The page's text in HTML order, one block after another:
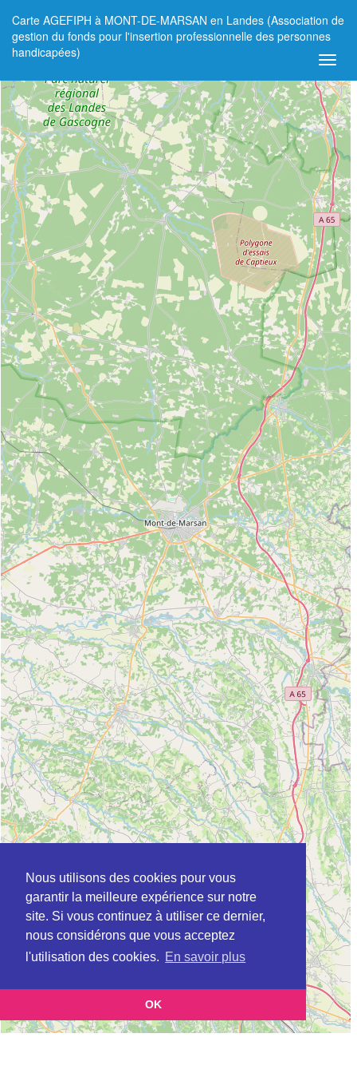
Nous utilisons des cookies pour vous
garantir la meilleure expérience sur notre
site. Si vous continuez à utiliser ce dernier,
nous considérons que vous acceptez
l'utilisation des cookies. En savoir plus
OK
Carte AGEFIPH à MONT-DE-MARSAN en Landes (Association de
gestion du fonds pour l'insertion professionnelle des personnes
handicapées)
+
−